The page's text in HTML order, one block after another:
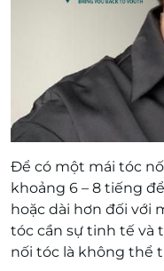
Để có một mái tóc
khoảng 6 – 8 tiếng
hoặc dài hơn đối với
tóc cần sự tinh tế và
nối tóc là không thể